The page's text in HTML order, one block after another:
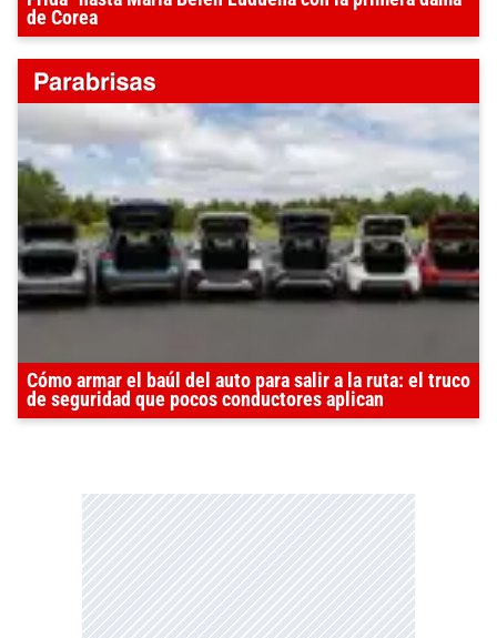
de Corea
Cómo armar el baúl del auto para salir a la ruta: el truco
de seguridad que pocos conductores aplican